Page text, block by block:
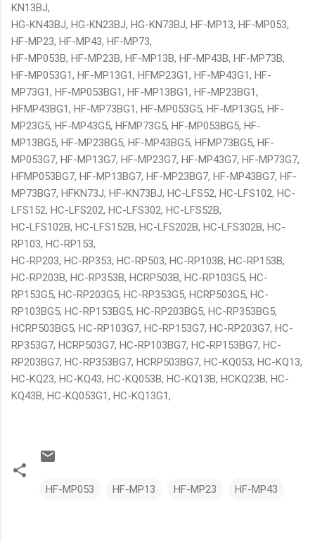
KN13BJ,
HG-KN43BJ, HG-KN23BJ, HG-KN73BJ, HF-MP13, HF-MP053,
HF-MP23, HF-MP43, HF-MP73,
HF-MP053B, HF-MP23B, HF-MP13B, HF-MP43B, HF-MP73B,
HF-MP053G1, HF-MP13G1, HFMP23G1, HF-MP43G1, HF-
MP73G1, HF-MP053BG1, HF-MP13BG1, HF-MP23BG1,
HFMP43BG1, HF-MP73BG1, HF-MP053G5, HF-MP13G5, HF-
MP23G5, HF-MP43G5, HFMP73G5, HF-MP053BG5, HF-
MP13BG5, HF-MP23BG5, HF-MP43BG5, HFMP73BG5, HF-
MP053G7, HF-MP13G7, HF-MP23G7, HF-MP43G7, HF-MP73G7,
HFMP053BG7, HF-MP13BG7, HF-MP23BG7, HF-MP43BG7, HF-
MP73BG7, HFKN73J, HF-KN73BJ, HC-LFS52, HC-LFS102, HC-
LFS152, HC-LFS202, HC-LFS302, HC-LFS52B,
HC-LFS102B, HC-LFS152B, HC-LFS202B, HC-LFS302B, HC-
RP103, HC-RP153,
HC-RP203, HC-RP353, HC-RP503, HC-RP103B, HC-RP153B,
HC-RP203B, HC-RP353B, HCRP503B, HC-RP103G5, HC-
RP153G5, HC-RP203G5, HC-RP353G5, HCRP503G5, HC-
RP103BG5, HC-RP153BG5, HC-RP203BG5, HC-RP353BG5,
HCRP503BG5, HC-RP103G7, HC-RP153G7, HC-RP203G7, HC-
RP353G7, HCRP503G7, HC-RP103BG7, HC-RP153BG7, HC-
RP203BG7, HC-RP353BG7, HCRP503BG7, HC-KQ053, HC-KQ13,
HC-KQ23, HC-KQ43, HC-KQ053B, HC-KQ13B, HCKQ23B, HC-
KQ43B, HC-KQ053G1, HC-KQ13G1,
HF-MP053 HF-MP13 HF-MP23 HF-MP43